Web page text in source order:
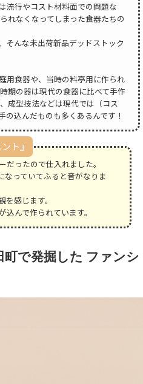
流行やコスト材料面での問題な
れなくなってしまった食器たちの
そんな未出荷新品デッドストック
用食器や、当時の料亭用に作られ
期の器は現代の食器に比べて手作
成型技法などは現代では（コス
の込んだものも多くあるんです！
ト』
ったので仕入れました。
なっていてふると音がなりま
感じます。
んで作られています。
で発掘した ファンシ